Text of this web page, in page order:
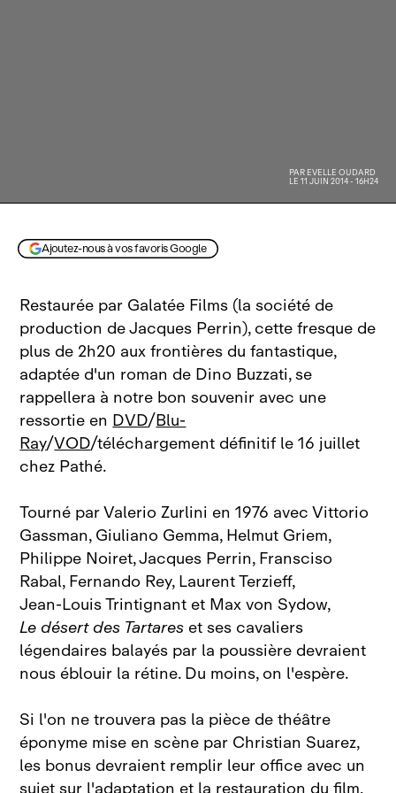
PAR EVELLE OUDARD
LE 11 JUIN 2014 - 16H24
Ajoutez-nous à vos favoris Google
Restaurée par Galatée Films (la société de
production de Jacques Perrin), cette fresque de
plus de 2h20 aux frontières du fantastique,
adaptée d'un roman de Dino Buzzati, se
rappellera à notre bon souvenir avec une
ressortie enDVD/Blu-
Ray/VOD/téléchargement définitif le 16 juillet
chez Pathé.
Tourné par Valerio Zurlini en 1976 avec Vittorio
Gassman, Giuliano Gemma, Helmut Griem,
Philippe Noiret, Jacques Perrin, Fransciso
Rabal, Fernando Rey, Laurent Terzieff,
Jean‑Louis Trintignant et Max von Sydow,
Le désert des Tartares et ses cavaliers
légendaires balayés par la poussière devraient
nous éblouir la rétine. Du moins, on l'espère.
Si l'on ne trouvera pas la pièce de théâtre
éponyme mise en scène par Christian Suarez,
les bonus devraient remplir leur office avec un